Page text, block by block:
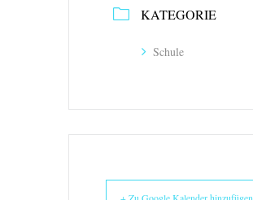
KATEGORIE
Schule
+ Zu Google Kalender hinzufügen